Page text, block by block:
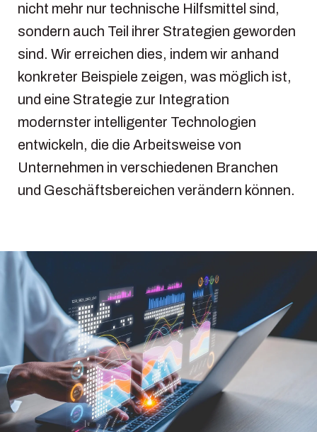
nicht mehr nur technische Hilfsmittel sind,
sondern auch Teil ihrer Strategien geworden
sind. Wir erreichen dies, indem wir anhand
konkreter Beispiele zeigen, was möglich ist,
und eine Strategie zur Integration
modernster intelligenter Technologien
entwickeln, die die Arbeitsweise von
Unternehmen in verschiedenen Branchen
und Geschäftsbereichen verändern können.